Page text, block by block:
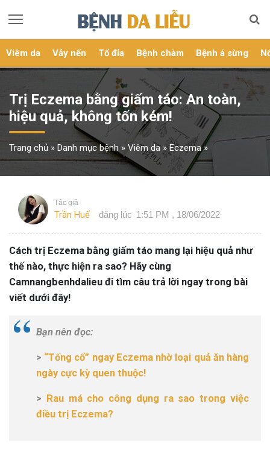
Viêm da Vảy nến Tổ đỉa Bệnh chàm Bệnh á sừng
Trị Eczema bằng giấm táo: An toàn,
hiệu quả, không tốn kém!
Trang chủ » Danh mục bệnh » Viêm da »Eczema»
Tác giả
Trần Huế đăng lúc 1:51 PM , 18/06/2022
Cách trị Eczema bằng giấm táo mang lại hiệu quả như
thế nào, thực hiện ra sao? Hãy cùng
Camnangbenhdalieu đi tìm câu trả lời ngay trong bài
viết dưới đây!
Bạn nên đọc:
> “Tống cổ” ngay Eczema nhờ loại quả ăn hàng
ngày cực kỳ quen thuộc!
> Rau má cho công dụng ra sao trong việc
điều trị Eczema?